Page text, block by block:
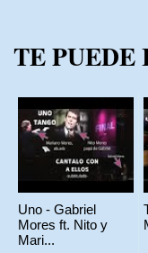
TE PUEDE
Uno - Gabriel
Mores ft. Nito y
Mari...